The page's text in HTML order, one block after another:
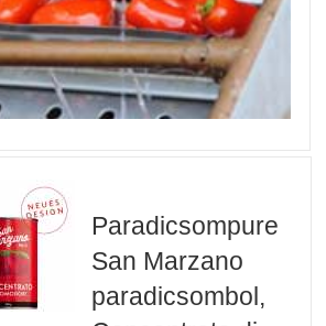
Paradicsompure
San Marzano
paradicsombol,